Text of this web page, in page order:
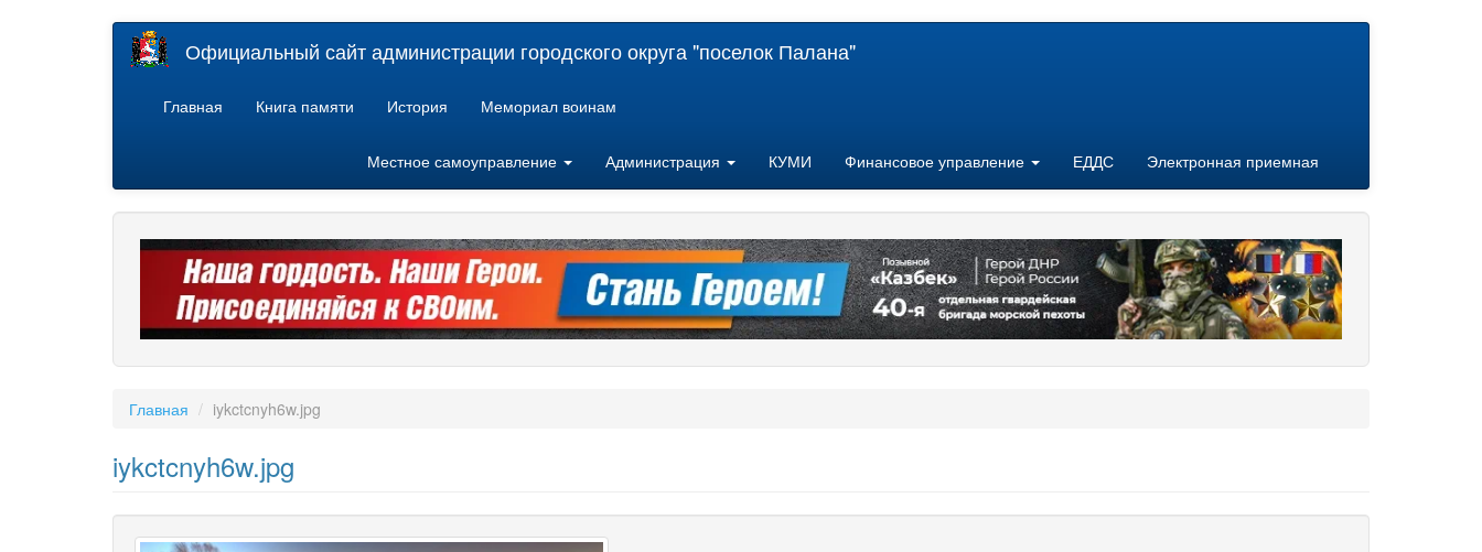
Официальный сайт администрации городского округа "поселок Палана"
Главная Книга памяти История Мемориал воинам
Местное самоуправление Администрация КУМИ Финансовое управление ЕДДС Электронная приемная
Главная iykctcnyh6w.jpg
iykctcnyh6w.jpg